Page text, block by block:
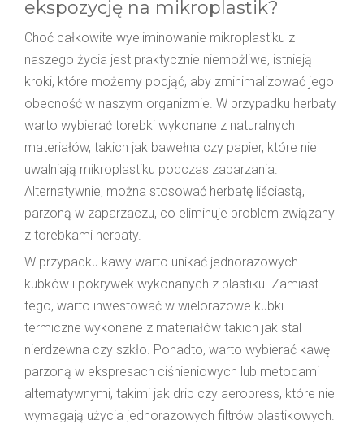
ekspozycję na mikroplastik?
Choć całkowite wyeliminowanie mikroplastiku z
naszego życia jest praktycznie niemożliwe, istnieją
kroki, które możemy podjąć, aby zminimalizować jego
obecność w naszym organizmie. W przypadku herbaty
warto wybierać torebki wykonane z naturalnych
materiałów, takich jak bawełna czy papier, które nie
uwalniają mikroplastiku podczas zaparzania.
Alternatywnie, można stosować herbatę liściastą,
parzoną w zaparzaczu, co eliminuje problem związany
z torebkami herbaty.
W przypadku kawy warto unikać jednorazowych
kubków i pokrywek wykonanych z plastiku. Zamiast
tego, warto inwestować w wielorazowe kubki
termiczne wykonane z materiałów takich jak stal
nierdzewna czy szkło. Ponadto, warto wybierać kawę
parzoną w ekspresach ciśnieniowych lub metodami
alternatywnymi, takimi jak drip czy aeropress, które nie
wymagają użycia jednorazowych filtrów plastikowych.